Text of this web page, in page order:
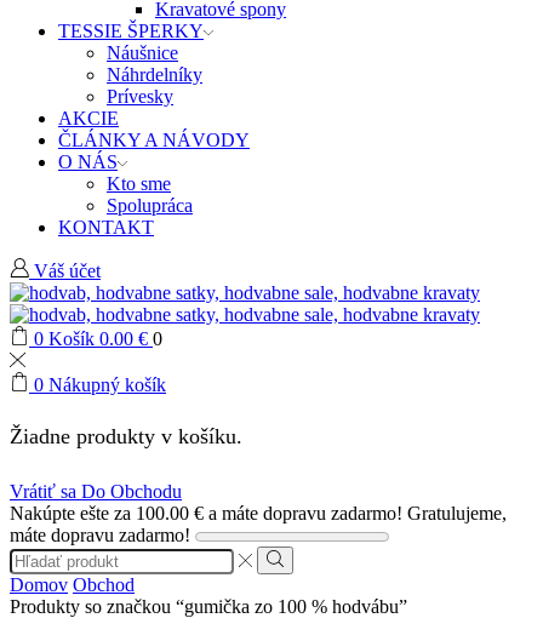
Kravatové spony
TESSIE ŠPERKY
Náušnice
Náhrdelníky
Prívesky
AKCIE
ČLÁNKY A NÁVODY
O NÁS
Kto sme
Spolupráca
KONTAKT
Váš účet
0 Košík 0.00 € 0
0 Nákupný košík
Žiadne produkty v košíku.
Vrátiť sa Do Obchodu
Nakúpte ešte za 100.00 € a máte dopravu zadarmo! Gratulujeme,
máte dopravu zadarmo!
Search
input
Search
Domov Obchod
Produkty so značkou “gumička zo 100 % hodvábu”